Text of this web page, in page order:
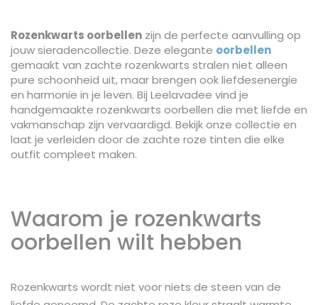
Rozenkwarts oorbellen zijn de perfecte aanvulling op
jouw sieradencollectie. Deze elegante oorbellen
gemaakt van zachte rozenkwarts stralen niet alleen
pure schoonheid uit, maar brengen ook liefdesenergie
en harmonie in je leven. Bij Leelavadee vind je
handgemaakte rozenkwarts oorbellen die met liefde en
vakmanschap zijn vervaardigd. Bekijk onze collectie en
laat je verleiden door de zachte roze tinten die elke
outfit compleet maken.
Waarom je rozenkwarts
oorbellen wilt hebben
Rozenkwarts wordt niet voor niets de steen van de